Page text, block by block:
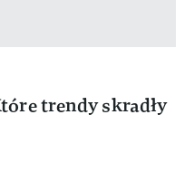
trendy skradły